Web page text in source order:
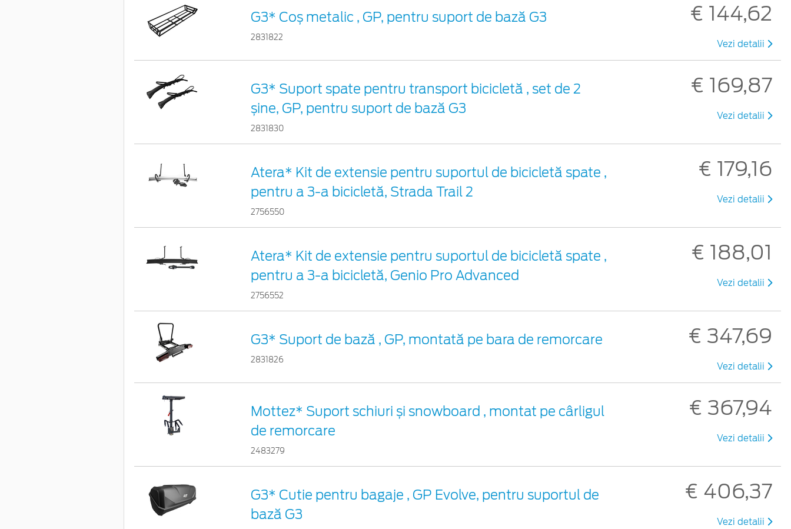
G3* Coș metalic , GP, pentru suport de bază G3
2831822
€ 144,62
Vezi detalii
G3* Suport spate pentru transport bicicletă , set de 2
șine, GP, pentru suport de bază G3
2831830
€ 169,87
Vezi detalii
Atera* Kit de extensie pentru suportul de bicicletă spate ,
pentru a 3-a bicicletă, Strada Trail 2
2756550
€ 179,16
Vezi detalii
Atera* Kit de extensie pentru suportul de bicicletă spate ,
pentru a 3-a bicicletă, Genio Pro Advanced
2756552
€ 188,01
Vezi detalii
G3* Suport de bază , GP, montată pe bara de remorcare
2831826
€ 347,69
Vezi detalii
Mottez* Suport schiuri și snowboard , montat pe cârligul
de remorcare
2483279
€ 367,94
Vezi detalii
G3* Cutie pentru bagaje , GP Evolve, pentru suportul de
bază G3
€ 406,37
Vezi detalii